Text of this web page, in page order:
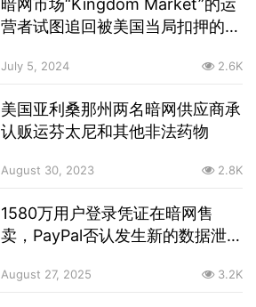
暗网市场“Kingdom Market”的运
营者试图追回被美国当局扣押的加
回
July 5, 2024 2.6K
美国亚利桑那州两名暗网供应商承
认贩运芬太尼和其他非法药物
August 30, 2023 2.8K
1580万用户登录凭证在暗网售
卖，PayPal否认发生新的数据泄
August 27, 2025 3.2K